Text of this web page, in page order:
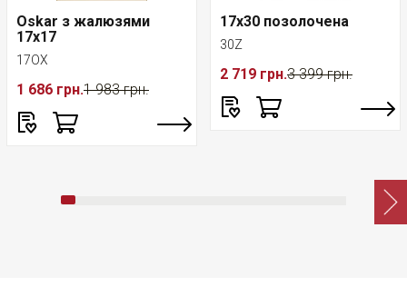
Oskar з жалюзями
17x17
17OX
1 686 грн.1 983 грн.
17x30 позолочена
30Z
2 719 грн.3 399 грн.